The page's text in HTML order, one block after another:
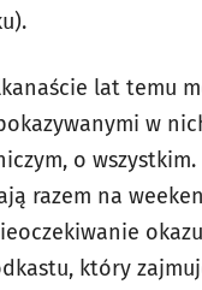
lat temu
w
o
razem na
który